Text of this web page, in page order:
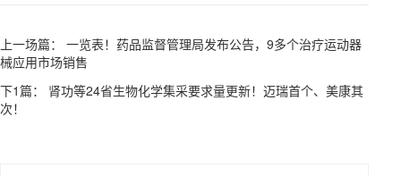
上一场篇： 一览表！药品监督管理局发布公告，9多个治疗运动器
械应用市场销售
下1篇： 肾功等24省生物化学集采要求量更新！迈瑞首个、美康其
次！